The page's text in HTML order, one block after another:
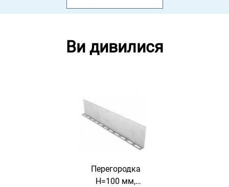
Ви дивилися
Перегородка
Н=100 мм,